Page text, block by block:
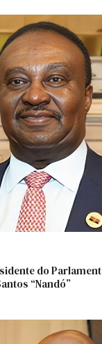
do
“Nandó”